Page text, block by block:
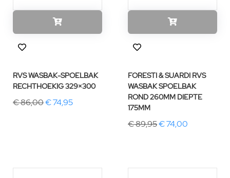
RVS WASBAK-SPOELBAK
RECHTHOEKIG 329×300
€ 86,00€ 74,95
FORESTI & SUARDI RVS
WASBAK SPOELBAK
ROND 260MM DIEPTE
175MM
€ 89,95€ 74,00